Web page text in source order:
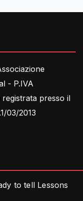
- P.IVA
registrata presso il
03/2013
to tell Lessons